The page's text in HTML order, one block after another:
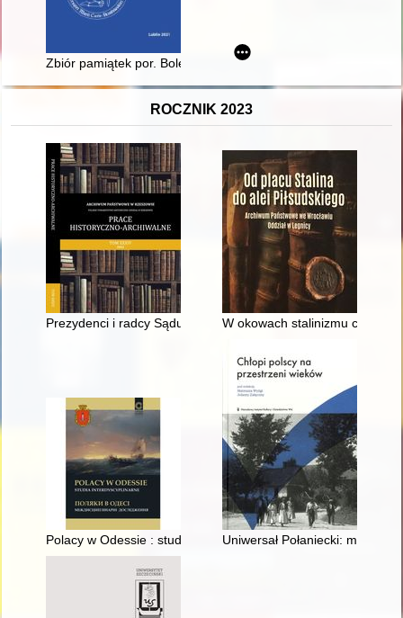
Zbiór pamiątek por. Bolesława Niewiarowskiego jako źródło
ROCZNIK 2023
Prezydenci i radcy Sądu Obwodowego w Rzeszowie (1855-
W okowach stalinizmu czy w
Polacy w Odessie : studia interdyscyplinarneUniwersał Połaniecki: mit czy